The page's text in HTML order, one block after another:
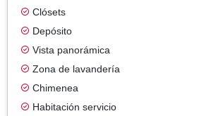
Clósets
Depósito
Vista panorámica
Zona de lavandería
Chimenea
Habitación servicio